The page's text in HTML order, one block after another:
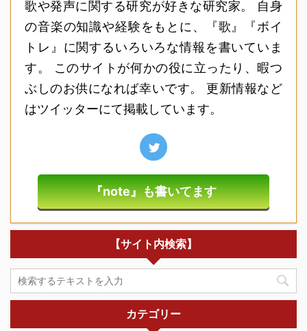
歌や発声に関する研究が好きな研究家。 自身
の音楽の知識や経験をもとに、『歌』『ボイ
トレ』に関するいろいろな情報を書いていま
す。 このサイトが何かの役に立ったり、暇つ
ぶしのお供になれば幸いです。 更新情報など
はツイッターにて掲載しています。
『note』も書いてます
【サイト内検索】
カテゴリー